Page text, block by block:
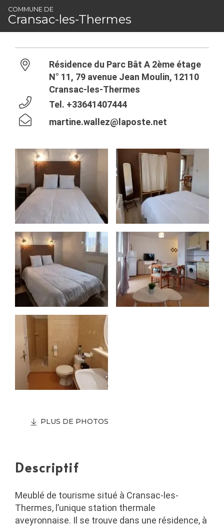
Panneau de gestion des cookies
COMMUNE DE
Cransac-les-Thermes
Eziane
CRANSAC-LES-THERMES
Résidence du Parc Bât A 2ème étage
N° 11, 79 avenue Jean Moulin, 12110
Cransac-les-Thermes
Tel. +33641407444
martine.wallez@laposte.net
PLUS DE PHOTOS
Descriptif
Meublé de tourisme situé à Cransac-les-
Thermes, l’unique station thermale
aveyronnaise. Il se trouve dans une résidence, à